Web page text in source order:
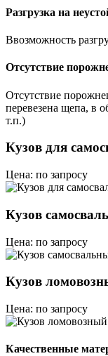
Разгрузка на
Ввозможность
Отсутствие
Отсутствие
перевезена щепа, в
т.п.)
Кузов для
Цена: по запросу
Кузов
Цена: по запросу
Кузов
Цена: по запросу
Качественные